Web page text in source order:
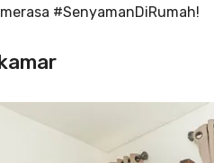
#SenyamanDiRumah!